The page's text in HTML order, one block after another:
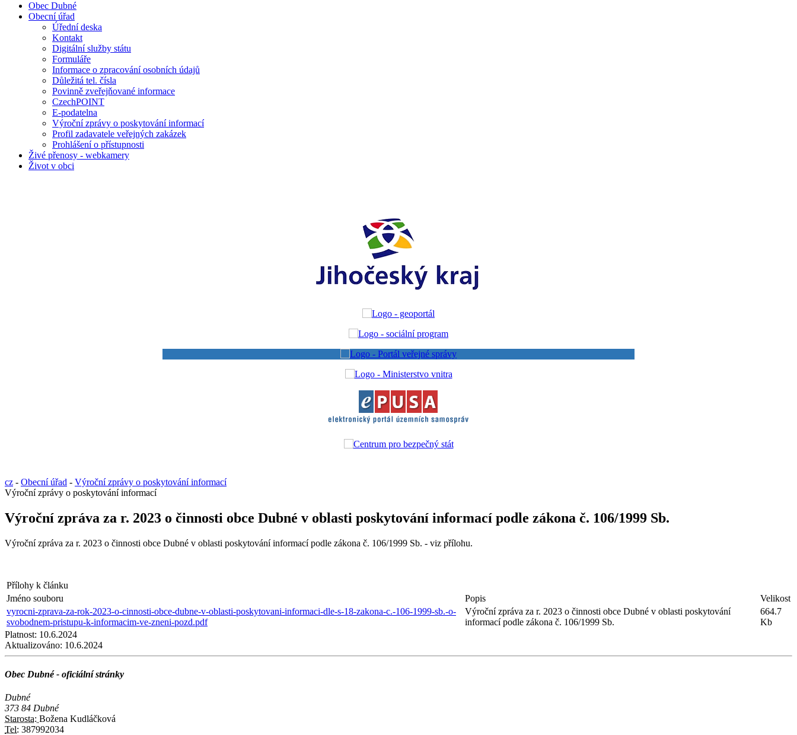
Obec Dubné
Obecní úřad
Úřední deska
Kontakt
Digitální služby státu
Formuláře
Informace o zpracování osobních údajů
Důležitá tel. čísla
Povinně zveřejňované informace
CzechPOINT
E-podatelna
Výroční zprávy o poskytování informací
Profil zadavatele veřejných zakázek
Prohlášení o přístupnosti
Živé přenosy - webkamery
Život v obci
cz - Obecní úřad - Výroční zprávy o poskytování informací
Výroční zprávy o poskytování informací
Výroční zpráva za r. 2023 o činnosti obce Dubné v oblasti poskytování informací podle zákona č. 106/1999 Sb.
Výroční zpráva za r. 2023 o činnosti obce Dubné v oblasti poskytování informací podle zákona č. 106/1999 Sb. - viz přílohu.
Přílohy k článku
Jméno souboru
Popis
Velikost
vyrocni-zprava-za-rok-2023-o-cinnosti-obce-dubne-v-oblasti-poskytovani-informaci-dle-s-18-zakona-c.-106-1999-sb.-o-
svobodnem-pristupu-k-informacim-ve-zneni-pozd.pdf
Výroční zpráva za r. 2023 o činnosti obce Dubné v oblasti poskytování
informací podle zákona č. 106/1999 Sb.
664.7
Kb
Platnost: 10.6.2024
Aktualizováno: 10.6.2024
Obec Dubné - oficiální stránky
Dubné
373 84 Dubné
Starosta: Božena Kudláčková
Tel: 387992034